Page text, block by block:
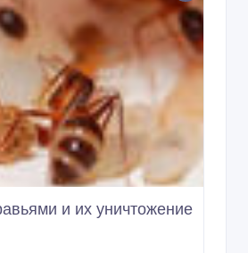
и их уничтожение